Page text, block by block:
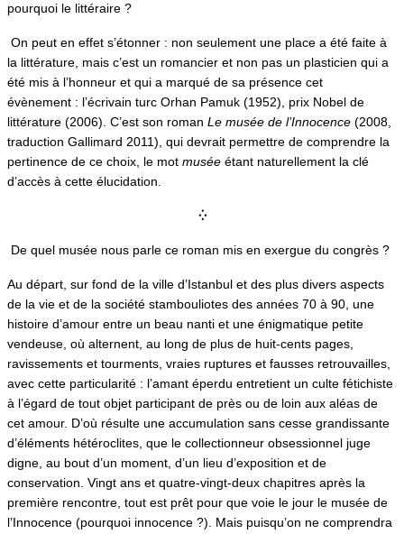
pourquoi le littéraire ?
On peut en effet s’étonner : non seulement une place a été faite à
la littérature, mais c’est un romancier et non pas un plasticien qui a
été mis à l’honneur et qui a marqué de sa présence cet
évènement : l’écrivain turc Orhan Pamuk (1952), prix Nobel de
littérature (2006). C’est son roman Le musée de l’Innocence (2008,
traduction Gallimard 2011), qui devrait permettre de comprendre la
pertinence de ce choix, le mot musée étant naturellement la clé
d’accès à cette élucidation.
⁛
De quel musée nous parle ce roman mis en exergue du congrès ?
Au départ, sur fond de la ville d’Istanbul et des plus divers aspects
de la vie et de la société stambouliotes des années 70 à 90, une
histoire d’amour entre un beau nanti et une énigmatique petite
vendeuse, où alternent, au long de plus de huit-cents pages,
ravissements et tourments, vraies ruptures et fausses retrouvailles,
avec cette particularité : l’amant éperdu entretient un culte fétichiste
à l’égard de tout objet participant de près ou de loin aux aléas de
cet amour. D’où résulte une accumulation sans cesse grandissante
d’éléments hétéroclites, que le collectionneur obsessionnel juge
digne, au bout d’un moment, d’un lieu d’exposition et de
conservation. Vingt ans et quatre-vingt-deux chapitres après la
première rencontre, tout est prêt pour que voie le jour le musée de
l’Innocence (pourquoi innocence ?). Mais puisqu’on ne comprendra